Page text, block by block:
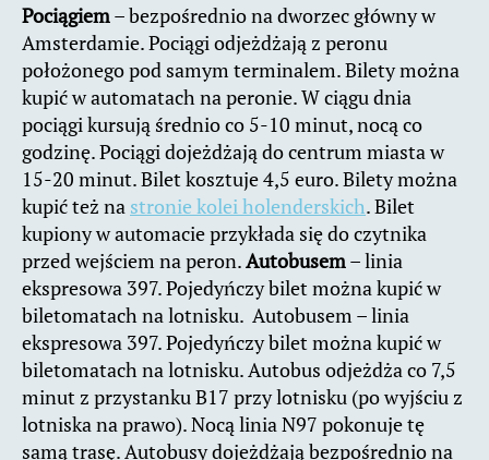
Pociągiem– bezpośrednio na dworzec główny w
Amsterdamie. Pociągi odjeżdżają z peronu
położonego pod samym terminalem. Bilety można
kupić w automatach na peronie. W ciągu dnia
pociągi kursują średnio co 5-10 minut, nocą co
godzinę. Pociągi dojeżdżają do centrum miasta w
15-20 minut. Bilet kosztuje 4,5 euro. Bilety można
kupić też na stronie kolei holenderskich. Bilet
kupiony w automacie przykłada się do czytnika
przed wejściem na peron.Autobusem– linia
ekspresowa 397. Pojedyńczy bilet można kupić w
biletomatach na lotnisku. Autobusem – linia
ekspresowa 397. Pojedyńczy bilet można kupić w
biletomatach na lotnisku. Autobus odjeżdża co 7,5
minut z przystanku B17 przy lotnisku (po wyjściu z
lotniska na prawo). Nocą linia N97 pokonuje tę
samą trasę. Autobusy dojeżdżają bezpośrednio na